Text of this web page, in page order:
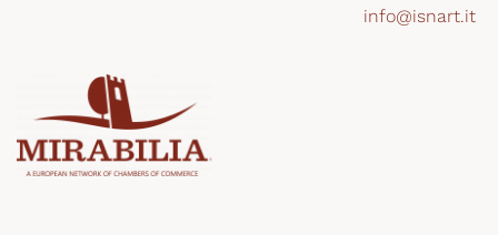
info@isnart.it